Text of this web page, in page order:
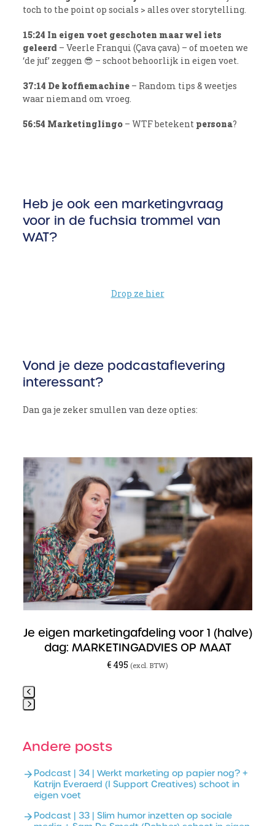
toch to the point op socials > alles over storytelling.
15:24 In eigen voet geschoten maar wel iets
geleerd – Veerle Franqui (Çava çava) – of moeten we
‘de juf’ zeggen 😎 – schoot behoorlijk in eigen voet.
37:14 De koffiemachine – Random tips & weetjes
waar niemand om vroeg.
56:54 Marketinglingo – WTF betekent persona?
Heb je ook een marketingvraag
voor in de fuchsia trommel van
WAT?
Drop ze hier
Vond je deze podcastaflevering
interessant?
Dan ga je zeker smullen van deze opties:
Use
the
left
and
right
arrow
keys
to
access
the
carousel
navigation
Je eigen marketingafdeling voor 1 (halve)
dag: MARKETINGADVIES OP MAAT
€ 495 (excl. BTW)
to
the
Andere posts
Podcast | 34 | Werkt marketing op papier nog? +
Katrijn Everaerd (I Support Creatives) schoot in
eigen voet
Podcast | 33 | Slim humor inzetten op sociale